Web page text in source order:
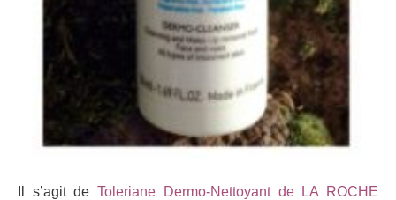
Il s’agit deToleriane Dermo-Nettoyant de LA ROCHE